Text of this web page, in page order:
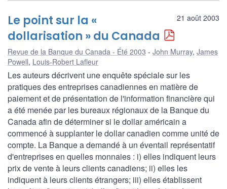
21 août 2003
Le point sur la «
dollarisation » du Canada
Revue de la Banque du Canada - Été 2003 John Murray, James
Powell, Louis-Robert Lafleur
Les auteurs décrivent une enquête spéciale sur les
pratiques des entreprises canadiennes en matière de
paiement et de présentation de l'information financière qui
a été menée par les bureaux régionaux de la Banque du
Canada afin de déterminer si le dollar américain a
commencé à supplanter le dollar canadien comme unité de
compte. La Banque a demandé à un éventail représentatif
d'entreprises en quelles monnaies : i) elles indiquent leurs
prix de vente à leurs clients canadiens; ii) elles les
indiquent à leurs clients étrangers; iii) elles établissent